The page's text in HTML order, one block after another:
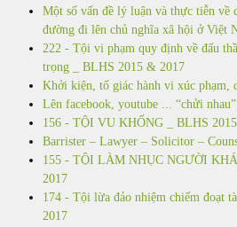
Một số vấn đề lý luận và thực tiễn về
đường đi lên chủ nghĩa xã hội ở Việt
222 - Tội vi phạm quy định về đấu
trọng _ BLHS 2015 & 2017
Khởi kiện, tố giác hành vi xúc phạm,
Lên facebook, youtube ... “chửi nhau”
156 - TỘI VU KHỐNG _ BLHS
Barrister – Lawyer – Solicitor –
155 - TỘI LÀM NHỤC NGƯỜI
2017
174 - Tội lừa đảo nhiệm chiếm đoạt
2017